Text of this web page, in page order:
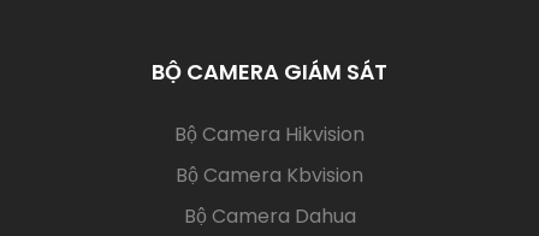
BỘ CAMERA GIÁM SÁT
Bộ Camera Hikvision
Bộ Camera Kbvision
Bộ Camera Dahua